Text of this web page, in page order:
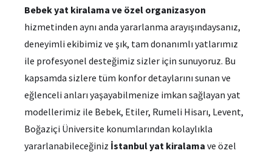
Bebek yat kiralama ve özel organizasyon
hizmetinden aynı anda yararlanma arayışındaysanız,
deneyimli ekibimiz ve şık, tam donanımlı yatlarımız
ile profesyonel desteğimiz sizler için sunuyoruz. Bu
kapsamda sizlere tüm konfor detaylarını sunan ve
eğlenceli anları yaşayabilmenize imkan sağlayan yat
modellerimiz ile Bebek, Etiler, Rumeli Hisarı, Levent,
Boğaziçi Üniversite konumlarından kolaylıkla
yararlanabileceğiniz İstanbul yat kiralama ve özel